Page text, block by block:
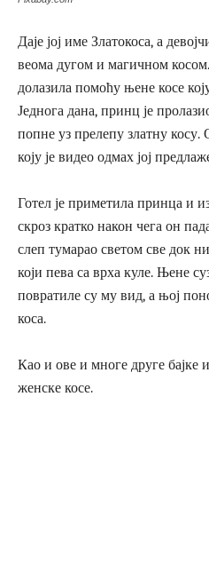
Даје јој име Златокоса, а
веома дугом и магичном косом.
долазила помоћу њене косе
Једнога дана, принц је
попне уз прелепу златну
коју је видео одмах јој
Готел је приметила принца и
скроз кратко након чега он
слеп тумарао светом све док
који пева са врха куле. Њене
повратиле су му вид, а њој
коса.
Као и ове и многе друге бајке
женске косе.